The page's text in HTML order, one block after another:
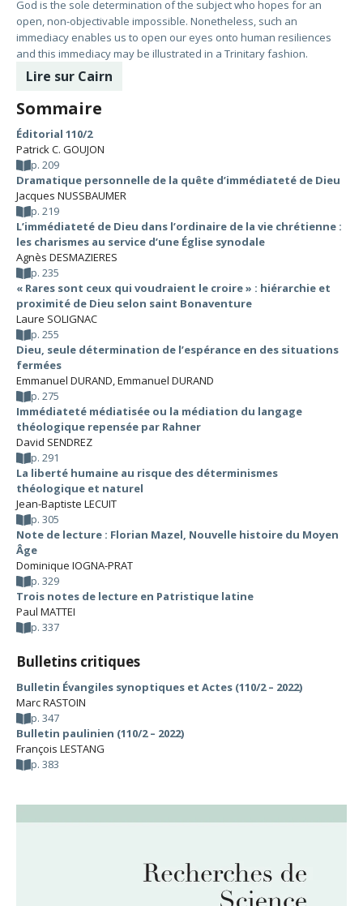
God is the sole determination of the subject who hopes for an
open, non-objectivable impossible. Nonetheless, such an
immediacy enables us to open our eyes onto human resiliences
and this immediacy may be illustrated in a Trinitary fashion.
Lire sur Cairn
Sommaire
Éditorial 110/2
Patrick C. GOUJON
p. 209
Dramatique personnelle de la quête d’immédiateté de Dieu
Jacques NUSSBAUMER
p. 219
L’immédiateté de Dieu dans l’ordinaire de la vie chrétienne :
les charismes au service d’une Église synodale
Agnès DESMAZIERES
p. 235
« Rares sont ceux qui voudraient le croire » : hiérarchie et
proximité de Dieu selon saint Bonaventure
Laure SOLIGNAC
p. 255
Dieu, seule détermination de l’espérance en des situations
fermées
Emmanuel DURAND,Emmanuel DURAND
p. 275
Immédiateté médiatisée ou la médiation du langage
théologique repensée par Rahner
David SENDREZ
p. 291
La liberté humaine au risque des déterminismes
théologique et naturel
Jean-Baptiste LECUIT
p. 305
Note de lecture : Florian Mazel, Nouvelle histoire du Moyen
Âge
Dominique IOGNA-PRAT
p. 329
Trois notes de lecture en Patristique latine
Paul MATTEI
p. 337
Bulletins critiques
Bulletin Évangiles synoptiques et Actes (110/2 – 2022)
Marc RASTOIN
p. 347
Bulletin paulinien (110/2 – 2022)
François LESTANG
p. 383